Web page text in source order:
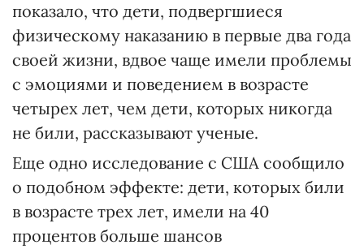
показало, что дети, подвергшиеся
физическому наказанию в первые два года
своей жизни, вдвое чаще имели проблемы
с эмоциями и поведением в возрасте
четырех лет, чем дети, которых никогда
не били, рассказывают ученые.
Еще одно исследование с США сообщило
о подобном эффекте: дети, которых били
в возрасте трех лет, имели на 40
процентов больше шансов